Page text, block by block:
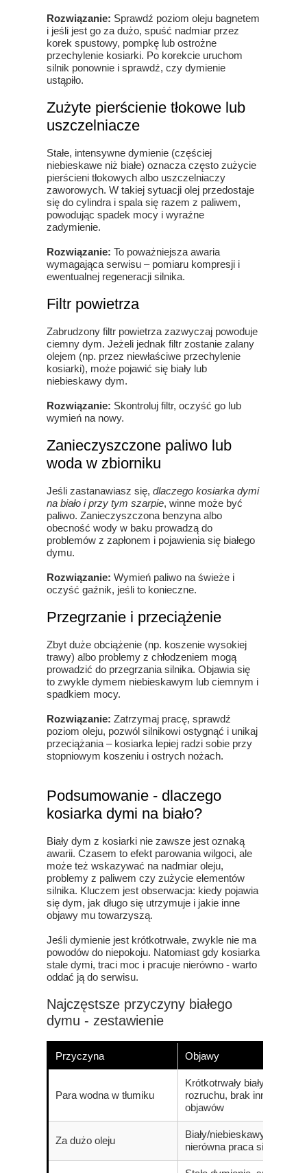
Rozwiązanie: Sprawdź poziom oleju bagnetem
i jeśli jest go za dużo, spuść nadmiar przez
korek spustowy, pompkę lub ostrożne
przechylenie kosiarki. Po korekcie uruchom
silnik ponownie i sprawdź, czy dymienie
ustąpiło.
Zużyte pierścienie tłokowe lub
uszczelniacze
Stałe, intensywne dymienie (częściej
niebieskawe niż białe) oznacza często zużycie
pierścieni tłokowych albo uszczelniaczy
zaworowych. W takiej sytuacji olej przedostaje
się do cylindra i spala się razem z paliwem,
powodując spadek mocy i wyraźne
zadymienie.
Rozwiązanie: To poważniejsza awaria
wymagająca serwisu – pomiaru kompresji i
ewentualnej regeneracji silnika.
Filtr powietrza
Zabrudzony filtr powietrza zazwyczaj powoduje
ciemny dym. Jeżeli jednak filtr zostanie zalany
olejem (np. przez niewłaściwe przechylenie
kosiarki), może pojawić się biały lub
niebieskawy dym.
Rozwiązanie: Skontroluj filtr, oczyść go lub
wymień na nowy.
Zanieczyszczone paliwo lub
woda w zbiorniku
Jeśli zastanawiasz się, dlaczego kosiarka dymi
na biało i przy tym szarpie, winne może być
paliwo. Zanieczyszczona benzyna albo
obecność wody w baku prowadzą do
problemów z zapłonem i pojawienia się białego
dymu.
Rozwiązanie: Wymień paliwo na świeże i
oczyść gaźnik, jeśli to konieczne.
Przegrzanie i przeciążenie
Zbyt duże obciążenie (np. koszenie wysokiej
trawy) albo problemy z chłodzeniem mogą
prowadzić do przegrzania silnika. Objawia się
to zwykle dymem niebieskawym lub ciemnym i
spadkiem mocy.
Rozwiązanie: Zatrzymaj pracę, sprawdź
poziom oleju, pozwól silnikowi ostygnąć i unikaj
przeciążania – kosiarka lepiej radzi sobie przy
stopniowym koszeniu i ostrych nożach.
Podsumowanie - dlaczego
kosiarka dymi na biało?
Biały dym z kosiarki nie zawsze jest oznaką
awarii. Czasem to efekt parowania wilgoci, ale
może też wskazywać na nadmiar oleju,
problemy z paliwem czy zużycie elementów
silnika. Kluczem jest obserwacja: kiedy pojawia
się dym, jak długo się utrzymuje i jakie inne
objawy mu towarzyszą.
Jeśli dymienie jest krótkotrwałe, zwykle nie ma
powodów do niepokoju. Natomiast gdy kosiarka
stale dymi, traci moc i pracuje nierówno - warto
oddać ją do serwisu.
Najczęstsze przyczyny białego
dymu - zestawienie
Przyczyna Objawy
Para wodna w tłumiku
Krótkotrwały biały dym po
rozruchu, brak innych
objawów
Za dużo oleju
Biały/niebieskawy dym,
nierówna praca silnika